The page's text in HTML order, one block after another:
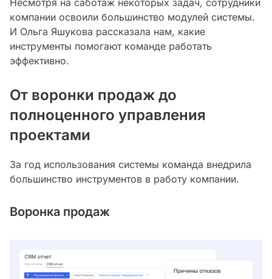
Несмотря на саботаж некоторых задач, сотрудники
компании освоили большинство модулей системы.
И Ольга Яшукова рассказала нам, какие
инструменты помогают команде работать
эффективно.
От воронки продаж до
полноценного управления
проектами
За год использования системы команда внедрила
большинство инструментов в работу компании.
Воронка продаж